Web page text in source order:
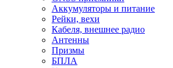
Аккумуляторы и питание
Рейки, вехи
Кабеля, внешнее радио
Антенны
Призмы
БПЛА